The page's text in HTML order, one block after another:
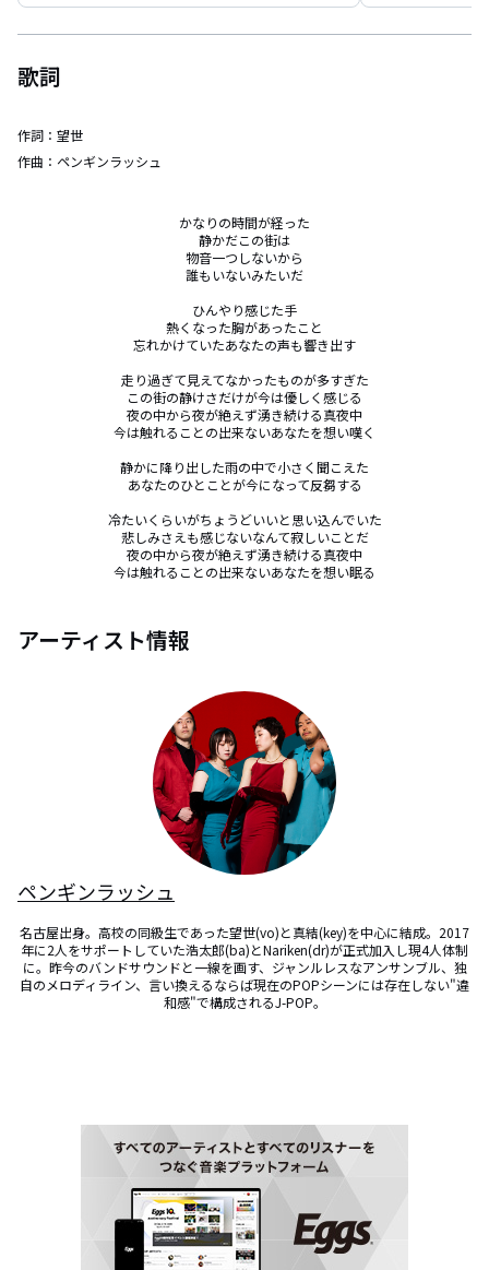
歌詞
作詞： 望世
作曲： ペンギンラッシュ
かなりの時間が経った
静かだこの街は
物音一つしないから
誰もいないみたいだ
ひんやり感じた手
熱くなった胸があったこと
忘れかけていたあなたの声も響き出す
走り過ぎて見えてなかったものが多すぎた
この街の静けさだけが今は優しく感じる
夜の中から夜が絶えず湧き続ける真夜中
今は触れることの出来ないあなたを想い嘆く
静かに降り出した雨の中で小さく聞こえた
あなたのひとことが今になって反芻する
冷たいくらいがちょうどいいと思い込んでいた
悲しみさえも感じないなんて寂しいことだ
夜の中から夜が絶えず湧き続ける真夜中
今は触れることの出来ないあなたを想い眠る
アーティスト情報
ペンギンラッシュ
名古屋出身。高校の同級生であった望世(vo)と真結(key)を中心に結成。2017
年に2人をサポートしていた浩太郎(ba)とNariken(dr)が正式加入し現4人体制
に。昨今のバンドサウンドと一線を画す、ジャンルレスなアンサンブル、独
自のメロディライン、言い換えるならば現在のPOPシーンには存在しない"違
和感"で構成されるJ-POP。